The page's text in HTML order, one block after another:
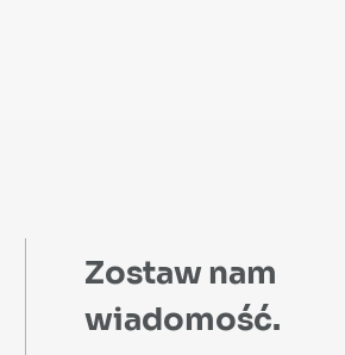
Zostaw nam
wiadomość.